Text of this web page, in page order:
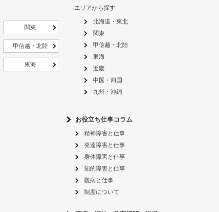
関東
甲信越・北陸
東海
エリアから探す
北海道・東北
関東
甲信越・北陸
東海
近畿
中国・四国
九州・沖縄
お役立ち仕事コラム
精神障害と仕事
発達障害と仕事
身体障害と仕事
知的障害と仕事
難病と仕事
制度について